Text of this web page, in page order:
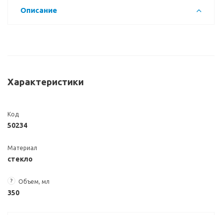
Описание
Характеристики
Код
50234
Материал
стекло
? Объем, мл
350